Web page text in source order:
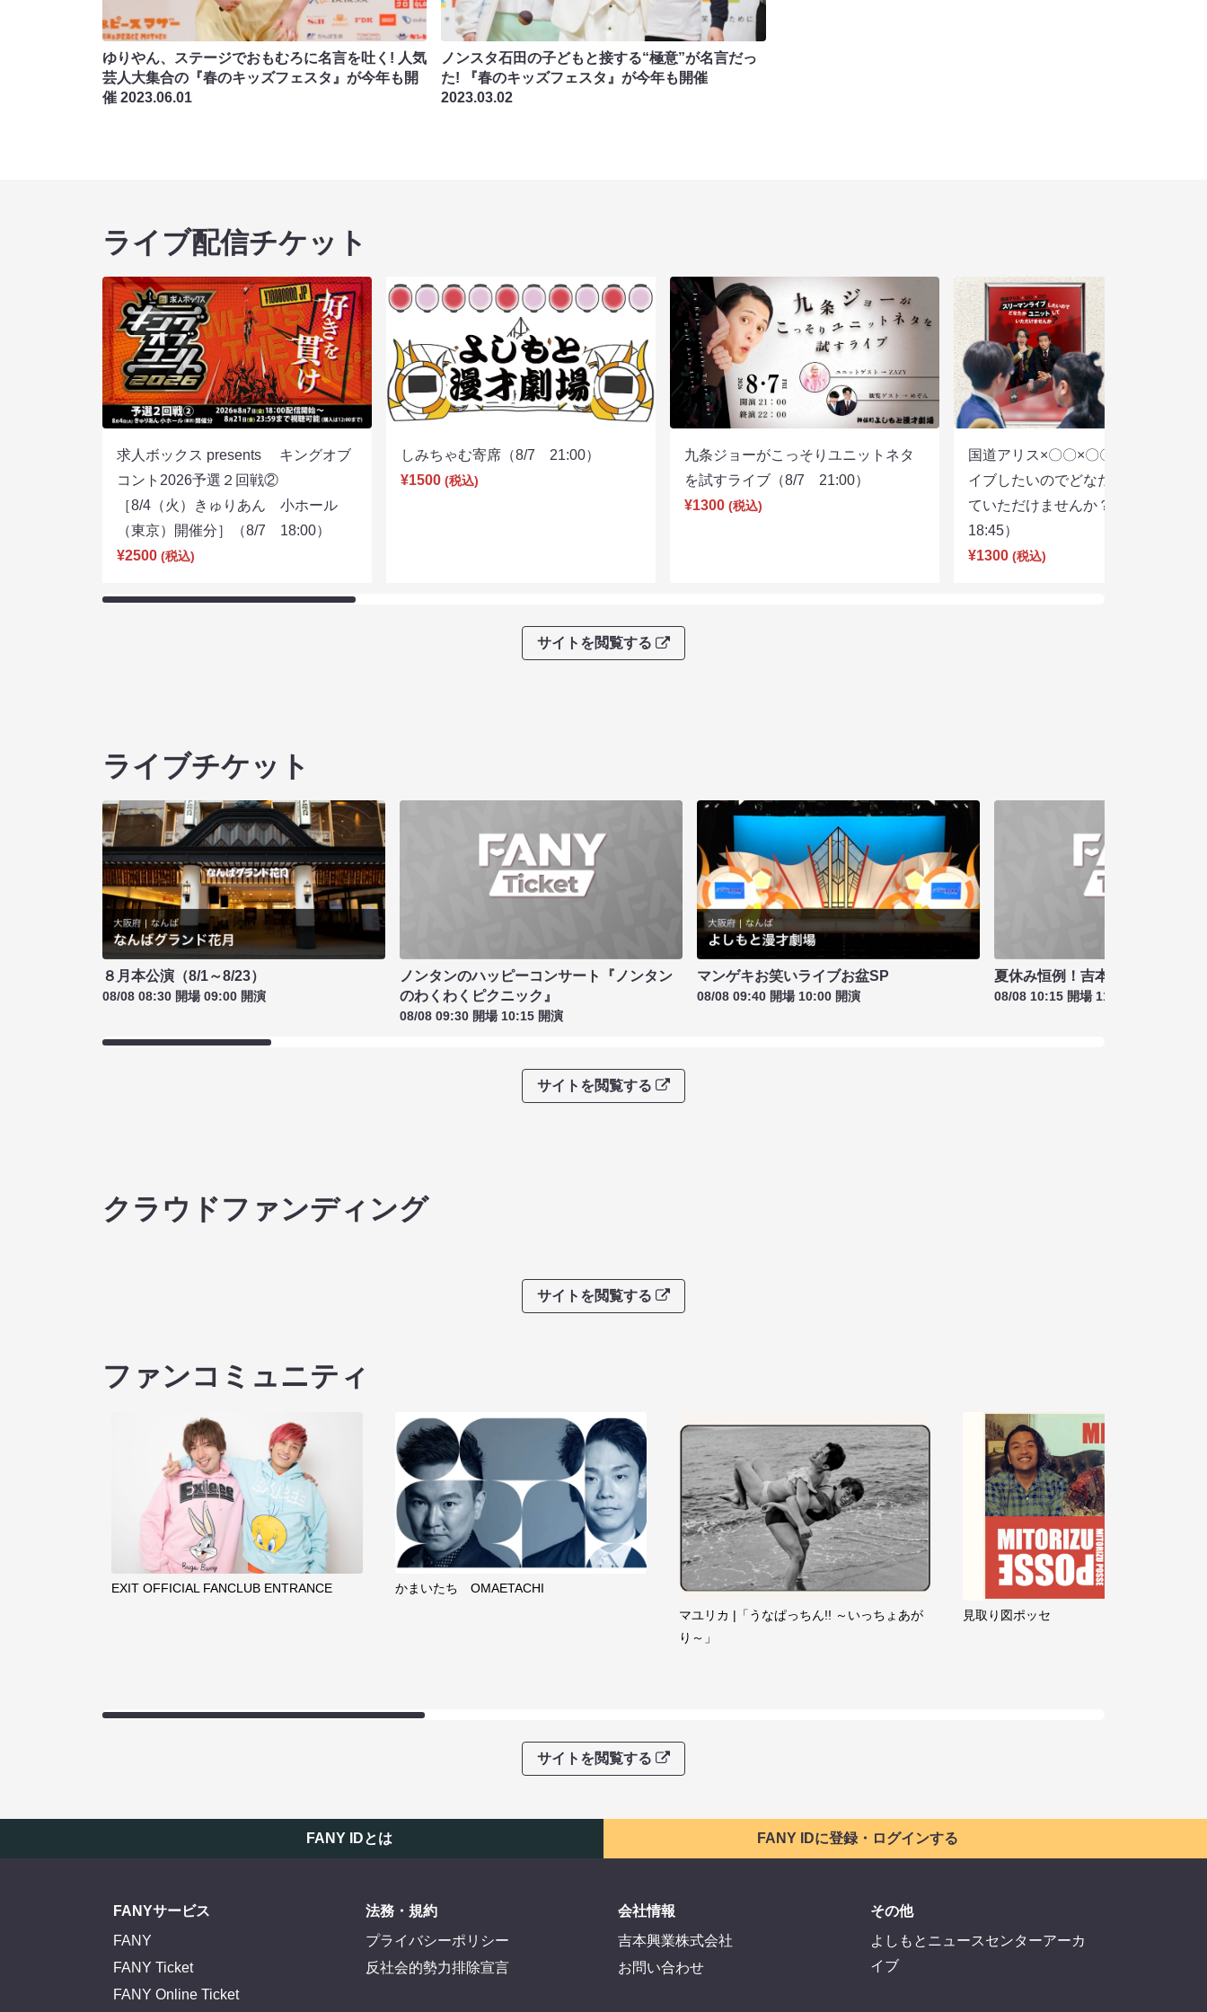
ゆりやん、ステージでおもむろに名言を吐く! 人気
芸人大集合の『春のキッズフェスタ』が今年も開
催 2023.06.01
ノンスタ石田の子どもと接する“極意”が名言だっ
た! 『春のキッズフェスタ』が今年も開催
2023.03.02
ライブ配信チケット
求人ボックス presents キングオブ
コント2026予選２回戦②
［8/4（火）きゅりあん 小ホール
（東京）開催分］（8/7 18:00）
¥2500 (税込)
しみちゃむ寄席（8/7 21:00）
¥1500 (税込)
九条ジョーがこっそりユニットネタ
を試すライブ（8/7 21:00）
¥1300 (税込)
国道アリス×〇〇×〇〇スリーマンラ
イブしたいのでどなたかユニットし
ていただけませんか？（8/7
18:45）
¥1300 (税込)
サイトを閲覧する
ライブチケット
８月本公演（8/1～8/23）
08/08 08:30 開場 09:00 開演
ノンタンのハッピーコンサート『ノンタン
のわくわくピクニック』
08/08 09:30 開場 10:15 開演
マンゲキお笑いライブお盆SP
08/08 09:40 開場 10:00 開演
夏休み恒例！吉本新喜劇＆バラ
08/08 10:15 開場 11:00 開演
サイトを閲覧する
クラウドファンディング
サイトを閲覧する
ファンコミュニティ
EXIT OFFICIAL FANCLUB ENTRANCE
かまいたち OMAETACHI
マユリカ |「うなぱっちん!! ～いっちょあが
り～」
見取り図ポッセ
サイトを閲覧する
FANY IDとは FANY IDに登録・ログインする
FANYサービス
FANY
FANY Ticket
FANY Online Ticket
法務・規約
プライバシーポリシー
反社会的勢力排除宣言
会社情報
吉本興業株式会社
お問い合わせ
その他
よしもとニュースセンターアーカ
イブ